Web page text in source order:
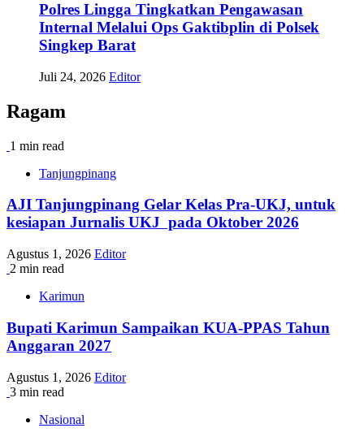
Polres Lingga Tingkatkan Pengawasan
Internal Melalui Ops Gaktibplin di Polsek
Singkep Barat
Juli 24, 2026 Editor
Ragam
1 min read
Tanjungpinang
AJI Tanjungpinang Gelar Kelas Pra-UKJ, untuk
kesiapan Jurnalis UKJ pada Oktober 2026
Agustus 1, 2026 Editor
2 min read
Karimun
Bupati Karimun Sampaikan KUA-PPAS Tahun
Anggaran 2027
Agustus 1, 2026 Editor
3 min read
Nasional